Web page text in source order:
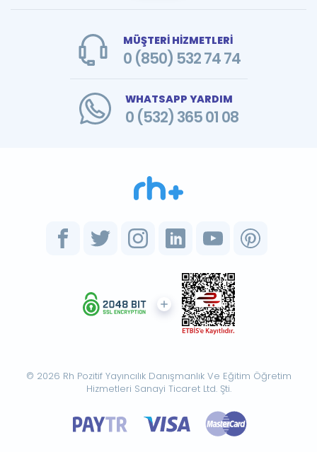
MÜŞTERİ HİZMETLERİ
0 (850) 532 74 74
WHATSAPP YARDIM
0 (532) 365 01 08
© 2026 Rh Pozitif Yayıncılık Danışmanlık Ve Eğitim Öğretim
Hizmetleri Sanayi Ticaret Ltd. Şti.